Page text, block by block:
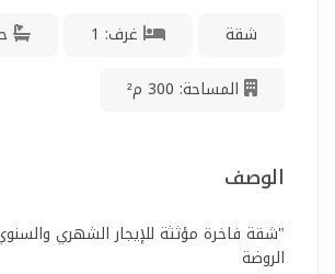
شقة غرف: 1
المساحة: 300 م²
الوصف
"شقة فاخرة مؤثثة للإيجار الشهري
الروضة